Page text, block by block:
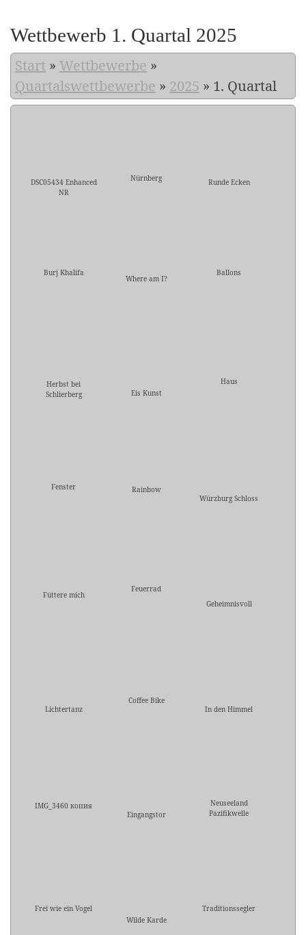
Wettbewerb 1. Quartal 2025
Start » Wettbewerbe »
Quartalswettbewerbe » 2025 » 1. Quartal
DSC05434 Enhanced
NR
Nürnberg Runde Ecken
Burj Khalifa
Where am I?
Ballons
Herbst bei
Schlierberg
Eis Kunst
Haus
Fenster
Rainbow
Würzburg Schloss
Füttere mich
Feuerrad
Geheimnisvoll
Lichtertanz
Coffee Bike
In den Himmel
IMG_3460 копия
Eingangstor
Neuseeland
Pazifikwelle
Frei wie ein Vogel
Wilde Karde
Traditionssegler